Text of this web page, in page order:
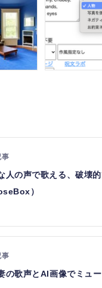
人の声で歌える、破壊
）
の歌声とAI画像でミュ